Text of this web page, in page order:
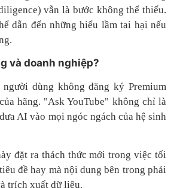
vẫn là bước không thể thiếu.
dẫn đến những hiểu lầm tai hại nếu
và doanh nghiệp?
dùng không đăng ký Premium
hãng. "Ask YouTube" không chỉ là
AI vào mọi ngóc ngách của hệ sinh
đặt ra thách thức mới trong việc tối
đề hay mà nội dung bên trong phải
trích xuất dữ liệu.